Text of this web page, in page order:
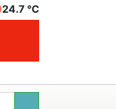
24.7 ℃